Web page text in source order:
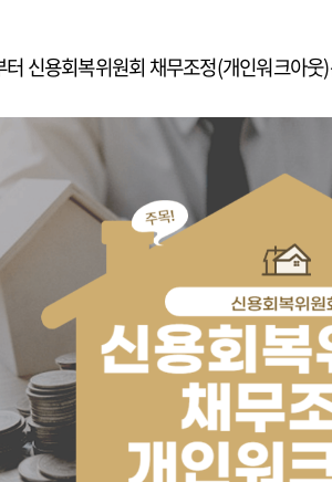
신용회복위원회 채무조정(개인워크아